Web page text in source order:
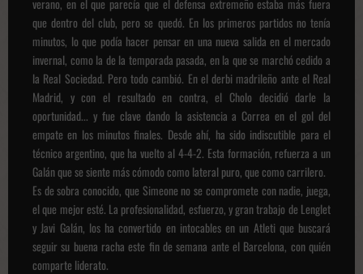
que dentro del club, pero se quedó. En los primeros partidos no tenía
minutos, lo que podía hacer pensar en una nueva salida en el mercado
invernal, como la de la temporada pasada, en la que se marchó cedido a
la Real Sociedad. Pero todo cambió. En el derbi madrileño ante el Real
Madrid, y con el resultado en contra, el Cholo decidió darle la
oportunidad... y fue clave dando la asistencia a Correa en el gol del
empate en los minutos finales. Desde ahí, ha sido indiscutible para el
técnico argentino, que ha vuelto al 4-4-2. Esta formación, refuerza a un
Galán que se siente más cómodo como lateral puro, que como carrilero.
Es de sobra conocido, que Simeone no se compromete con nadie, juega,
el que mejor esté. La profesionalidad, esfuerzo, y gran trabajo de Lenglet
y Javi Galán, los ha convertido en intocables en un Atleti que buscará
seguir su buena racha este fin de semana ante el Barcelona, con quién
comparte liderato.